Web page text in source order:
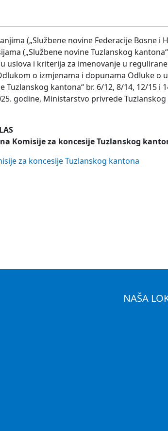
(„Službene novine Federacije Bosne i
(„Službene novine Tuzlanskog
uslova i kriterija za imenovanje u
o izmjenama i dopunama Odluke o
kantona“ br. 6/12, 8/14, 12/15 i
godine, Ministarstvo privrede
Komisije za koncesije Tuzlanskog
za koncesije Tuzlanskog kantona
NAŠA